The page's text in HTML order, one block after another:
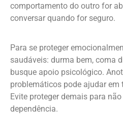
comportamento do outro for
conversar quando for seguro.
Para se proteger
saudáveis: durma bem, coma
busque apoio psicológico.
problemáticos pode ajudar em
Evite proteger demais para
dependência.